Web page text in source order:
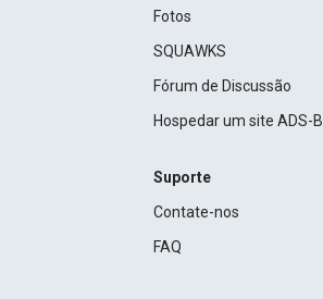
Fotos
SQUAWKS
Fórum de Discussão
Hospedar um site ADS-B
Suporte
Contate-nos
FAQ